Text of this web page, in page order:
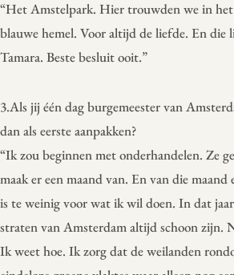
“Het Amstelpark. Hier trouwden we in
blauwe hemel. Voor altijd de liefde. En die
Tamara. Beste besluit ooit.”
3.Als jij één dag burgemeester van
dan als eerste aanpakken?
“Ik zou beginnen met onderhandelen. Ze
maak er een maand van. En van die maand
is te weinig voor wat ik wil doen. In dat
straten van Amsterdam altijd schoon zijn.
Ik weet hoe. Ik zorg dat de weilanden